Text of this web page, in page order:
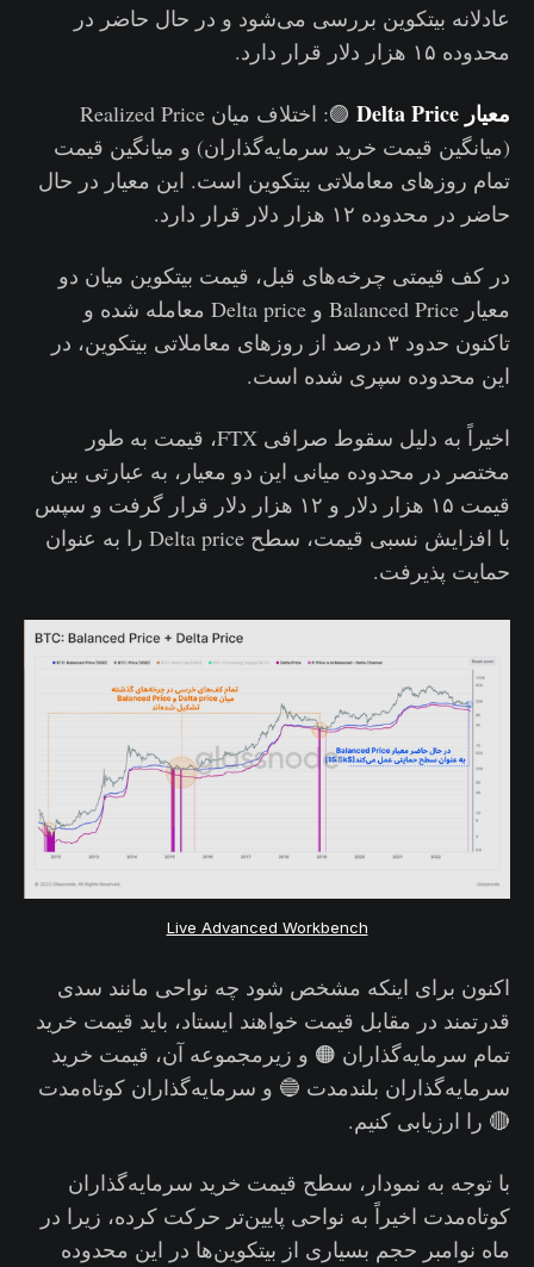
عادلانه بیتکوین بررسی می‌شود و در حال حاضر در
محدوده ۱۵ هزار دلار قرار دارد.
معیار Delta Price
🟣: اختلاف میان Realized Price
(میانگین قیمت خرید سرمایه‌گذاران) و میانگین قیمت
تمام روزهای معاملاتی بیتکوین است. این معیار در حال
حاضر در محدوده ۱۲ هزار دلار قرار دارد.
در کف قیمتی چرخه‌های قبل، قیمت بیتکوین میان دو
معیار Balanced Price و Delta price معامله شده و
تاکنون حدود ۳ درصد از روزهای معاملاتی بیتکوین، در
این محدوده سپری شده است‌.
اخیراً به دلیل سقوط صرافی FTX، قیمت به طور
مختصر در محدوده میانی این دو معیار، به عبارتی بین
قیمت ۱۵ هزار دلار و ۱۲ هزار دلار قرار گرفت و سپس
با افزایش نسبی قیمت، سطح Delta price را به عنوان
حمایت پذیرفت.
Live Advanced Workbench
اکنون برای اینکه مشخص شود چه نواحی مانند سدی
قدرتمند در مقابل قیمت خواهند ایستاد، باید قیمت خرید
تمام سرمایه‌گذاران 🟠 و زیرمجموعه آن، قیمت خرید
سرمایه‌گذاران بلندمدت 🔵 و سرمایه‌گذاران کوتاه‌مدت
🔴 را ارزیابی کنیم.
با توجه به نمودار، سطح قیمت خرید سرمایه‌گذاران
کوتاه‌مدت اخیراً به نواحی پایین‌تر حرکت کرده، زیرا در
ماه نوامبر حجم بسیاری از بیتکوین‌ها در این محدوده